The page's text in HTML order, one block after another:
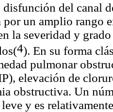
disfunción del canal
por un amplio rango
la severidad y
4). En su forma
pulmonar
elevación de
obstructiva. Un
y es